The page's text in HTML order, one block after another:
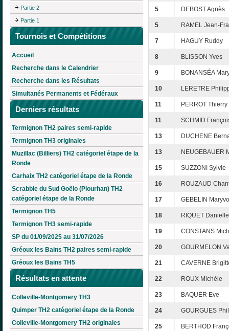
Partie 2
Partie 1
Tournois et Compétitions
Accueil
Recherche dans le Calendrier
Recherche dans les Résultats
Simultanés Permanents et Fédéraux
Derniers résultats
Termignon TH2 paires semi-rapide
Termignon TH3 originales
Muzillac (Billiers) TH2 catégoriel étape de la
Ronde
Carhaix TH2 catégoriel étape de la Ronde
Scrabble du Sud Goëlo (Plourhan) TH2
catégoriel étape de la Ronde
Termignon TH5
Termignon TH3 semi-rapide
SP du 01/09/2025 au 31/07/2026
Gréoux les Bains TH2 paires semi-rapide
Gréoux les Bains TH5
Résultats en attente
Colleville-Montgomery TH3
Quimper TH2 catégoriel étape de la Ronde
Colleville-Montgomery TH2 originales
5 DEBOST Agnès
5 RAMEL Jean-
7 HAGUY Ruddy
8 BLISSON Yves
9 BONANSÉA
10 LERETRE
11 PERROT Thierry
11 SCHMID
13 DUCHENE
13 NEUGEBAUER
15 SUZZONI Sylvie
16 ROUZAUD
17 GEBELIN
18 RIQUET Danielle
19 CONSTANS
20 GOURMELON
21 CAVERNE
22 ROUX Michèle
23 BAQUER Eve
24 GOURGUES
25 BERTHOD